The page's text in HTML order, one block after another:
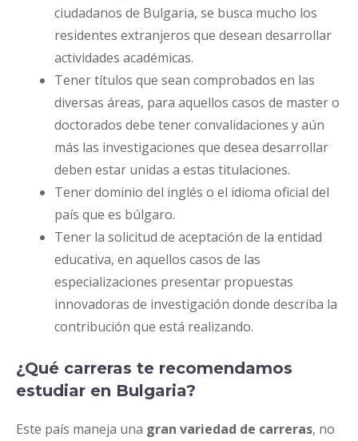
ciudadanos de Bulgaria, se busca mucho los
residentes extranjeros que desean desarrollar
actividades académicas.
Tener títulos que sean comprobados en las
diversas áreas, para aquellos casos de master o
doctorados debe tener convalidaciones y aún
más las investigaciones que desea desarrollar
deben estar unidas a estas titulaciones.
Tener dominio del inglés o el idioma oficial del
país que es búlgaro.
Tener la solicitud de aceptación de la entidad
educativa, en aquellos casos de las
especializaciones presentar propuestas
innovadoras de investigación donde describa la
contribución que está realizando.
¿Qué carreras te recomendamos
estudiar en Bulgaria?
Este país maneja una gran variedad de carreras, no